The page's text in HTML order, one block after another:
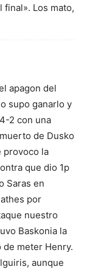
final». Los mato,
apagon del
supo ganarlo y
2 con una
de Dusko
provoco la
que dio 1p
Saras en
por
nuestro
Baskonia la
de meter Henry.
aunque